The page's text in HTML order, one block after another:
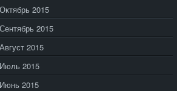
Октябрь 2015
Сентябрь 2015
Август 2015
Июль 2015
Июнь 2015